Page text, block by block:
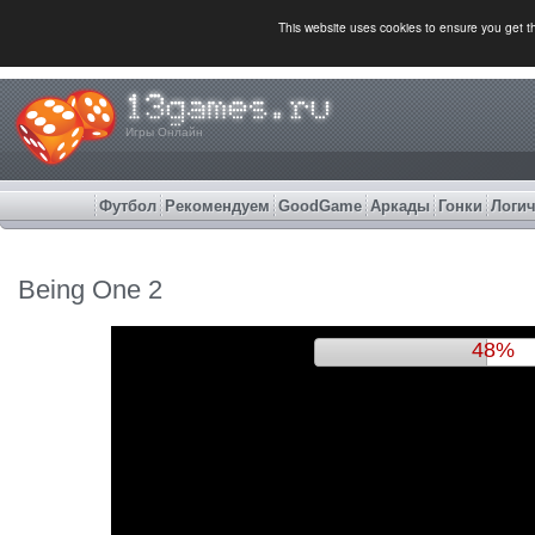
This website uses cookies to ensure you get
Игры Онлайн
Футбол Рекомендуем GoodGame Аркады Гонки
Being One 2
52%